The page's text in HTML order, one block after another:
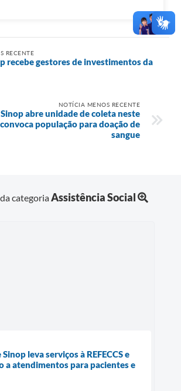
RECENTE
recebe gestores de investimentos da
NOTÍCIA MENOS RECENTE
abre unidade de coleta neste
população para doação de
sangue
categoriaAssistência Social
leva serviços à REFECCS e
a atendimentos para pacientes e